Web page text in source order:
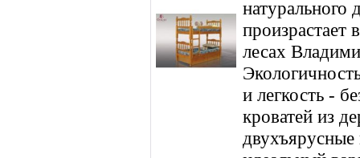
натурального
произрастает
лесах
и легкость -
кроватей из